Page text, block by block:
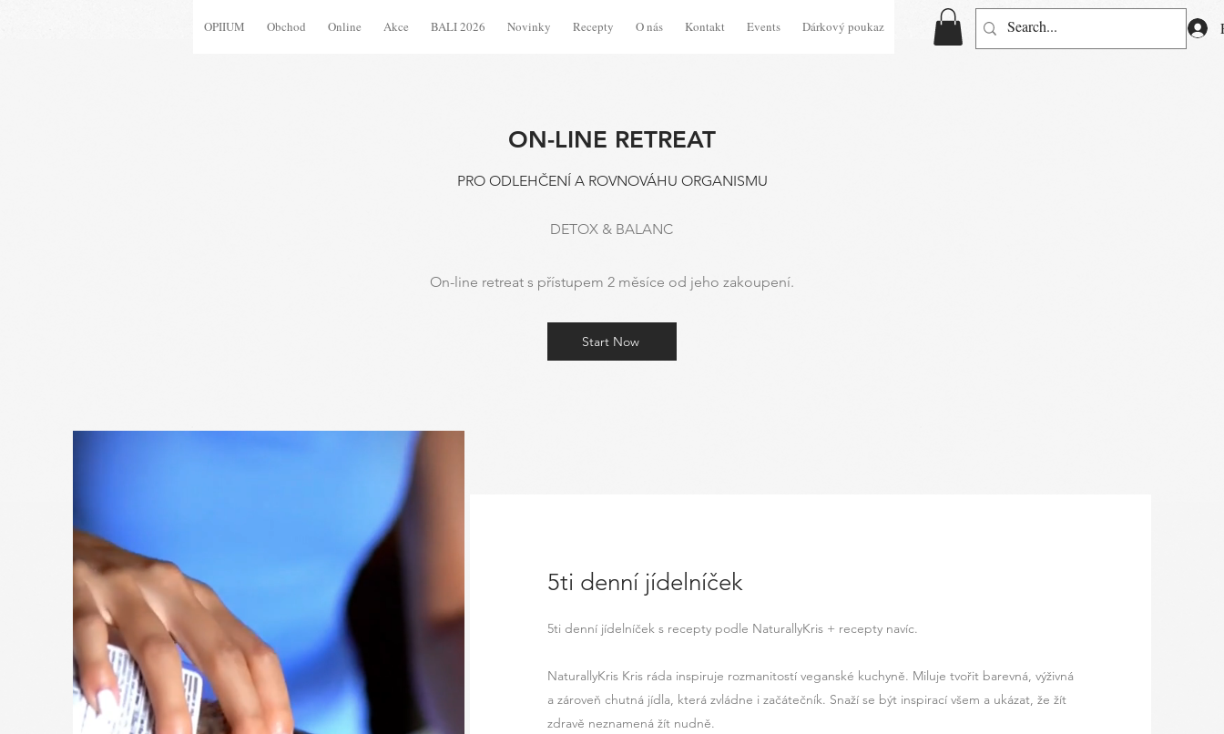
OPIIUM Obchod Online Akce BALI 2026 Novinky Recepty O nás Kontakt Events Dárkový poukaz
ON-LINE RETREAT
PRO ODLEHČENÍ A ROVNOVÁHU ORGANISMU
DETOX & BALANC
On-line retreat s přístupem 2 měsíce od jeho zakoupení.
Start Now
5ti denní jídelníček
5ti denní jídelníček s recepty podle NaturallyKris + recepty navíc.
NaturallyKris Kris ráda inspiruje rozmanitostí veganské kuchyně. Miluje tvořit barevná, výživná
a zároveň chutná jídla, která zvládne i začátečník. Snaží se být inspirací všem a ukázat, že žít
zdravě neznamená žít nudně.